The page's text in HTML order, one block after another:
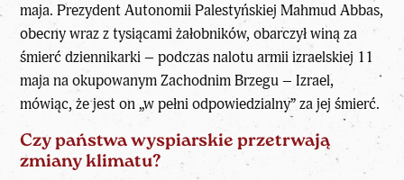
maja. Prezydent Autonomii Palestyńskiej Mahmud Abbas,
obecny wraz z tysiącami żałobników, obarczył winą za
śmierć dziennikarki – podczas nalotu armii izraelskiej 11
maja na okupowanym Zachodnim Brzegu – Izrael,
mówiąc, że jest on „w pełni odpowiedzialny” za jej śmierć.
Czy państwa wyspiarskie przetrwają
zmiany klimatu?